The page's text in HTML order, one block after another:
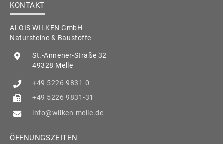
KONTAKT
ALOIS WILKEN GmbH
Natursteine & Baustoffe
St.-Annener-Straße 32
49328 Melle
+49 5226 9831-0
+49 5226 9831-31
info@wilken-melle.de
ÖFFNUNGSZEITEN